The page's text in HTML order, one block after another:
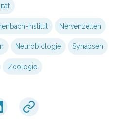
Institut Nervenzellen
Neurobiologie Synapsen
Zoologie